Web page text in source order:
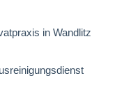
in Wandlitz